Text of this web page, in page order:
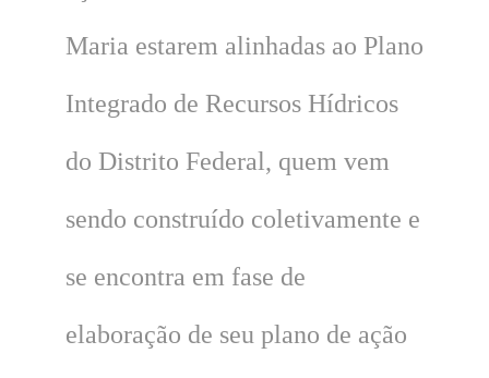
Maria estarem alinhadas ao Plano
Integrado de Recursos Hídricos
do Distrito Federal, quem vem
sendo construído coletivamente e
se encontra em fase de
elaboração de seu plano de ação